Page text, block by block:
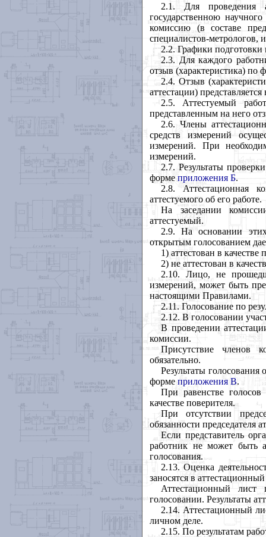
2.1. Для проведения
государственною
комиссию (в составе
специалистов-метрологов,
2.2. Графики подготовки
2.3. Для каждого
отзыв (характеристика) по
2.4. Отзыв
аттестации)
2.5. Аттестуемый
представленным на него
2.6. Члены
средств измерений
измерений. При
измерений.
2.7. Результаты
форме приложения Б.
2.8. Аттестационная
аттестуемого об его работе.
На заседании
аттестуемый.
2.9. На основании
открытым голосованием
1) аттестован в
2) не аттестован в
2.10. Лицо, не
измерений, может быть
настоящими Правилами.
2.11. Голосование по
2.12. В голосовании
В проведении
комиссии.
Присутствие членов
обязательно.
Результаты
форме приложения В.
При равенстве голосов
качестве поверителя.
При отсутствии
обязанности председателя
Если представитель
работник не может быть
голосования.
2.13. Оценка
заносятся в
Аттестационный лист
голосовании. Результаты
2.14. Аттестационный
личном деле.
2.15. По результатам